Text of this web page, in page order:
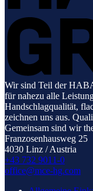
Wir sind Teil der
für nahezu alle
Handschlagqualität,
zeichnen uns aus.
Gemeinsam sind wir
Franzosenhausweg 25
4030 Linz / Austria
+43 732 9011-0
office@mce-hg.com